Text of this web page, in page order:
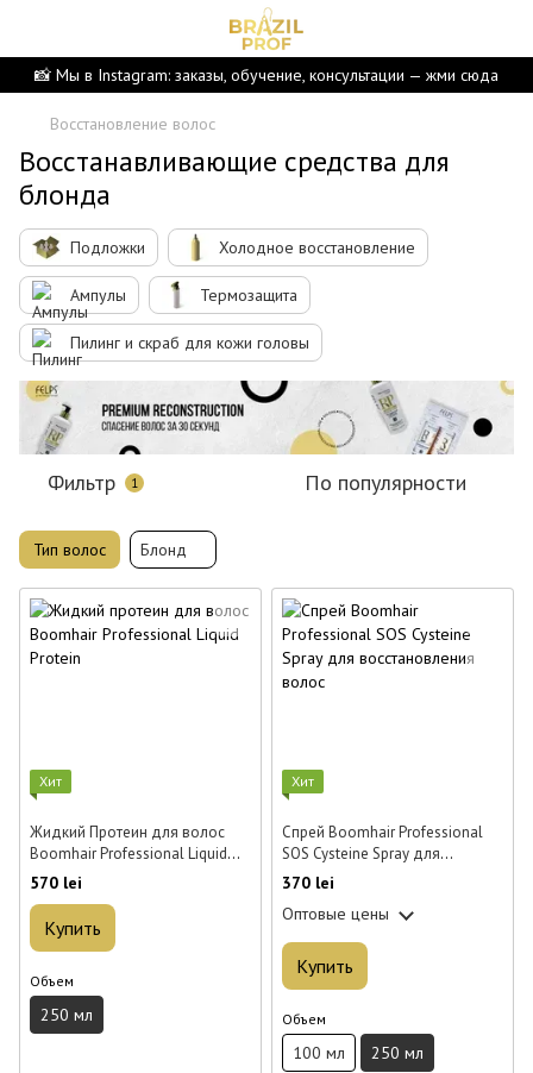
📸 Мы в Instagram: заказы, обучение, консультации — жми сюда
Восстановление волос
Восстанавливающие средства для
блонда
Подложки Холодное восстановление
Ампулы Термозащита
Пилинг и скраб для кожи головы
Фильтр 1 По популярности
Тип волос Блонд
Хит
Жидкий Протеин для волос
Boomhair Professional Liquid
570 lei
Купить
Объем
250 мл
Хит
Спрей Boomhair Professional
SOS Cysteine Spray для
восстановления волос 250 мл
370 lei
Оптовые цены
Купить
Объем
100 мл 250 мл